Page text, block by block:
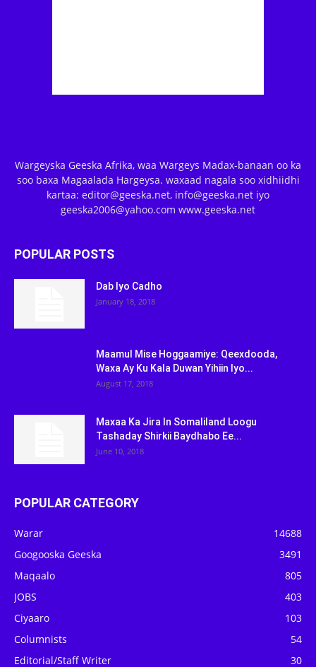
Wargeyska Geeska Afrika, waa Wargeys Madax-banaan oo ka
soo baxa Magaalada Hargeysa. waxaad nagala soo xidhiidhi
kartaa: editor@geeska.net, info@geeska.net iyo
geeska2006@yahoo.com www.geeska.net
POPULAR POSTS
Dab Iyo Cadho
January 18, 2018
Maamul Mise Hoggaamiye: Qeexdooda,
Waxa Ay Ku Kala Duwan Yihiin Iyo...
August 17, 2018
Maxaa Ka Jira In Somaliland Loogu
Tashaday Shirkii Baydhabo Ee...
June 10, 2018
POPULAR CATEGORY
Warar
14688
Googooska Geeska
3491
Maqaalo
805
JOBS
403
Ciyaaro
103
Columnists
54
Editorial/Staff Writer
30